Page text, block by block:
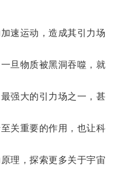
速运动，造成其引力场
旦物质被黑洞吞噬，就
强大的引力场之一，甚
关重要的作用，也让科
理，探索更多关于宇宙